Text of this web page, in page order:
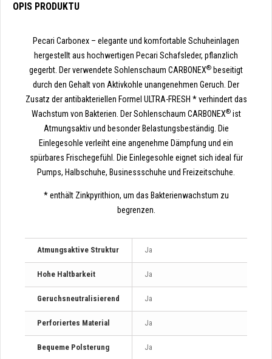
OPIS PRODUKTU
Pecari Carbonex – elegante und komfortable Schuheinlagen
hergestellt aus hochwertigen Pecari Schafsleder, pflanzlich
gegerbt. Der verwendete Sohlenschaum CARBONEX® beseitigt
durch den Gehalt von Aktivkohle unangenehmen Geruch. Der
Zusatz der antibakteriellen Formel ULTRA-FRESH * verhindert das
Wachstum von Bakterien. Der Sohlenschaum CARBONEX®ist
Atmungsaktiv und besonder Belastungsbeständig. Die
Einlegesohle verleiht eine angenehme Dämpfung und ein
spürbares Frischegefühl. Die Einlegesohle eignet sich ideal für
Pumps, Halbschuhe, Businessschuhe und Freizeitschuhe.
* enthält Zinkpyrithion, um das Bakterienwachstum zu
begrenzen.
Atmungsaktive Struktur Ja
Hohe Haltbarkeit Ja
Geruchsneutralisierend Ja
Perforiertes Material Ja
Bequeme Polsterung Ja